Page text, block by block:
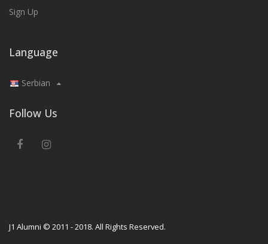
Sign Up
Language
Serbian
Follow Us
J1 Alumni © 2011 - 2018. All Rights Reserved.